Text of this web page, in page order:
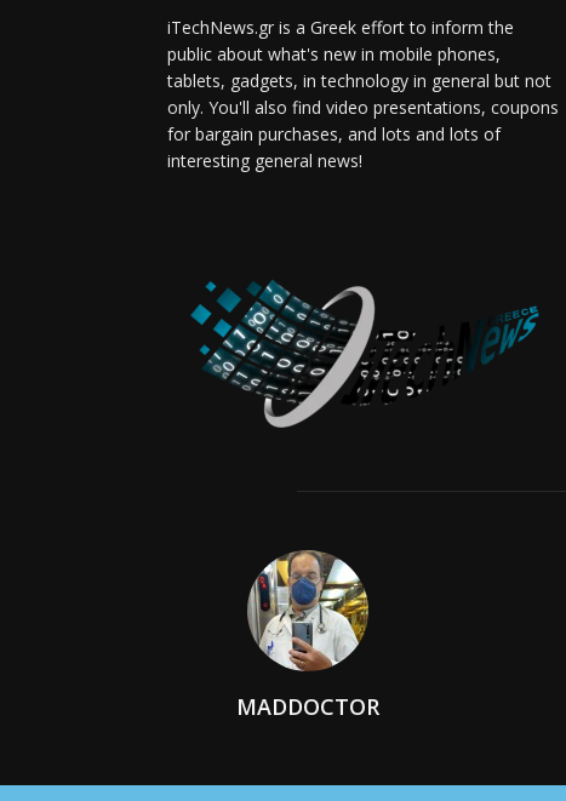
iTechNews.gr is a Greek effort to inform the
public about what's new in mobile phones,
tablets, gadgets, in technology in general but not
only. You'll also find video presentations, coupons
for bargain purchases, and lots and lots of
interesting general news!
MADDOCTOR